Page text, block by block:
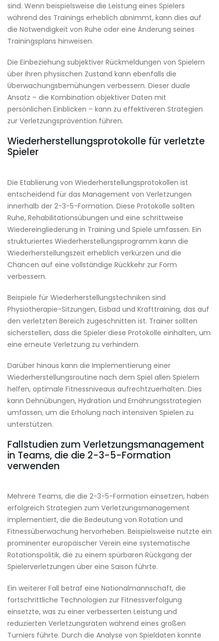
sind. Wenn beispielsweise die Leistung eines Spielers
während des Trainings erheblich abnimmt, kann dies auf
die Notwendigkeit von Ruhe oder eine Änderung seines
Trainingsplans hinweisen.
Die Einbeziehung subjektiver Rückmeldungen von Spielern
über ihren physischen Zustand kann ebenfalls die
Überwachungsbemühungen verbessern. Dieser duale
Ansatz – die Kombination objektiver Daten mit
persönlichen Einblicken – kann zu effektiveren Strategien
zur Verletzungsprävention führen.
Wiederherstellungsprotokolle für verletzte
Spieler
Die Etablierung von Wiederherstellungsprotokollen ist
entscheidend für das Management von Verletzungen
innerhalb der 2-3-5-Formation. Diese Protokolle sollten
Ruhe, Rehabilitationsübungen und eine schrittweise
Wiedereingliederung in Training und Spiele umfassen. Ein
strukturiertes Wiederherstellungsprogramm kann die
Wiederherstellungszeit erheblich verkürzen und die
Chancen auf eine vollständige Rückkehr zur Form
verbessern.
Beispiele für Wiederherstellungstechniken sind
Physiotherapie-Sitzungen, Eisbad und Krafttraining, das auf
den verletzten Bereich zugeschnitten ist. Trainer sollten
sicherstellen, dass die Spieler diese Protokolle einhalten, um
eine erneute Verletzung zu verhindern.
Darüber hinaus kann die Implementierung einer
Wiederherstellungsroutine nach dem Spiel allen Spielern
helfen, optimale Fitnessniveaus aufrechtzuerhalten. Dies
kann Dehnübungen, Hydration und Ernährungsstrategien
umfassen, um die Erholung nach intensiven Spielen zu
unterstützen.
Fallstudien zum Verletzungsmanagement
in Teams, die die 2-3-5-Formation
verwenden
Mehrere Teams, die die 2-3-5-Formation einsetzen, haben
erfolgreich Strategien zum Verletzungsmanagement
implementiert, die die Bedeutung von Rotation und
Fitnessüberwachung hervorheben. Beispielsweise nutzte ein
prominenter europäischer Verein eine systematische
Rotationspolitik, die zu einem spürbaren Rückgang der
Spielerverletzungen über eine Saison führte.
Ein weiterer Fall betraf eine Nationalmannschaft, die
fortschrittliche Technologien zur Fitnessverfolgung
einsetzte, was zu einer verbesserten Leistung und
reduzierten Verletzungsraten während eines großen
Turniers führte. Durch die Analyse von Spieldaten konnte